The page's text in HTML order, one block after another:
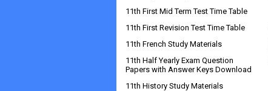
11th First Mid Term Test Time Table
11th First Revision Test Time Table
11th French Study Materials
11th Half Yearly Exam Question
Papers with Answer Keys Download
11th History Study Materials